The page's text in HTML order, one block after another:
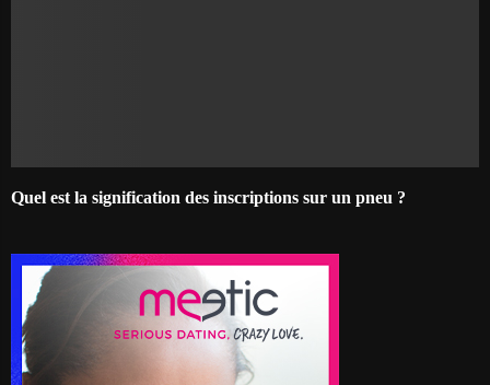
Quel est la signification des inscriptions sur un pneu ?